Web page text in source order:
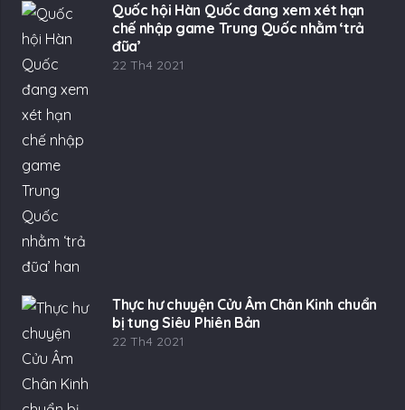
Quốc hội Hàn Quốc đang xem xét hạn
chế nhập game Trung Quốc nhằm ‘trả
đũa’
22 Th4 2021
Thực hư chuyện Cửu Âm Chân Kinh chuẩn
bị tung Siêu Phiên Bản
22 Th4 2021